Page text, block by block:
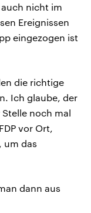
nicht im
Ereignissen
eingezogen ist
die richtige
Ich glaube, der
Stelle noch mal
vor Ort,
um das
dann aus